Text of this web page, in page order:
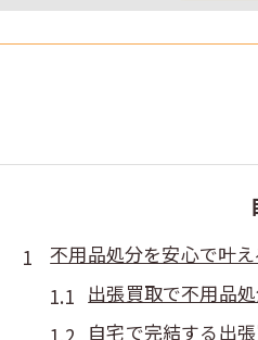
不用品処分を安心で叶
出張買取で不用品
自宅で完結する出